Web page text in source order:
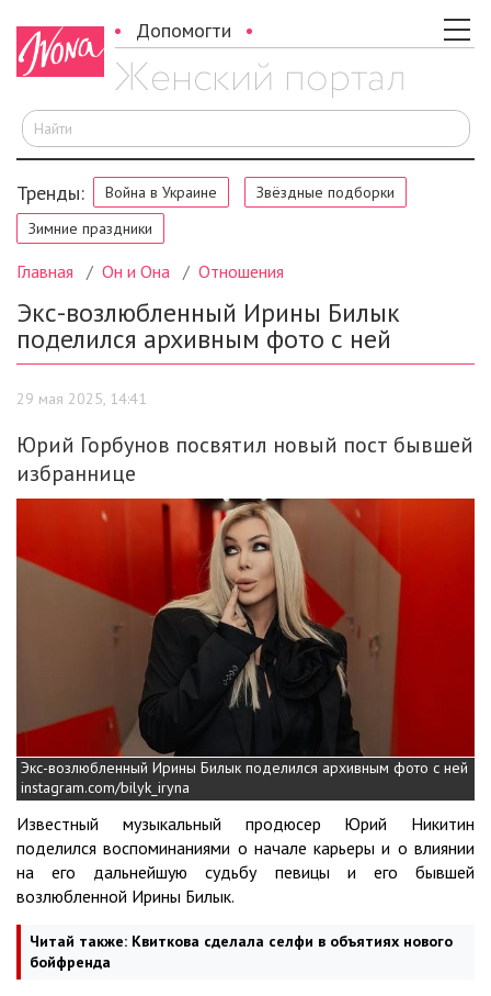
Допомогти
Тренды: Война в Украине
Звёздные подборки
Зимние праздники
Главная Он и Она Отношения
Экс-возлюбленный Ирины Билык
поделился архивным фото с ней
29 мая 2025, 14:41
Юрий Горбунов посвятил новый пост бывшей
избраннице
Экс-возлюбленный Ирины Билык поделился архивным фото с ней
instagram.com/bilyk_iryna
Известный музыкальный продюсер Юрий Никитин
поделился воспоминаниями о начале карьеры и о влиянии
на его дальнейшую судьбу певицы и его бывшей
возлюбленной Ирины Билык.
Читай также: Квиткова сделала селфи в объятиях нового
бойфренда